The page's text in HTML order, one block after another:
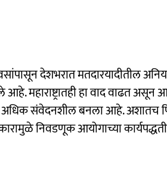
देशभरात मतदारयादीतील
महाराष्ट्रातही हा वाद वाढत
अधिक संवेदनशील बनला आहे. अशातच
निवडणूक आयोगाच्या